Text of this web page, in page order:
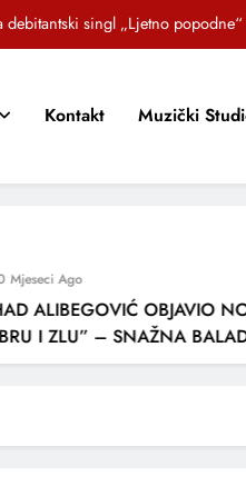
singl „Ljetno popodne“
MALIŠANE NA DOBRE NAVIKE
MALIŠANE NA DOBRE NAVIKE
Kontakt Muzički
Ago
ALIBEGOVIĆ OBJAVIO NOVU
I ZLU” – SNAŽNA BALADA
I VREMENU KOJE NAS